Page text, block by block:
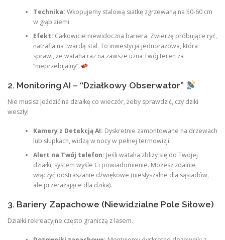
Technika: Wkopujemy stalową siatkę zgrzewaną na 50-60 cm
w głąb ziemi.
Efekt: Całkowicie niewidoczna bariera. Zwierzę próbujące ryć,
natrafia na twardą stal. To inwestycja jednorazowa, która
sprawi, że wataha raz na zawsze uzna Twój teren za
“nieprzebijalny”.
2. Monitoring AI – “Działkowy Obserwator”
Nie musisz jeździć na działkę co wieczór, żeby sprawdzić, czy dziki
weszły!
Kamery z Detekcją AI: Dyskretnie zamontowane na drzewach
lub słupkach, widzą w nocy w pełnej termowizji.
Alert na Twój telefon: Jeśli wataha zbliży się do Twojej
działki, system wyśle Ci powiadomienie. Możesz zdalnie
włączyć odstraszanie dźwiękowe (niesłyszalne dla sąsiadów,
ale przerażające dla dzika).
3. Bariery Zapachowe (Niewidzialne Pole Siłowe)
Działki rekreacyjne często graniczą z lasem.